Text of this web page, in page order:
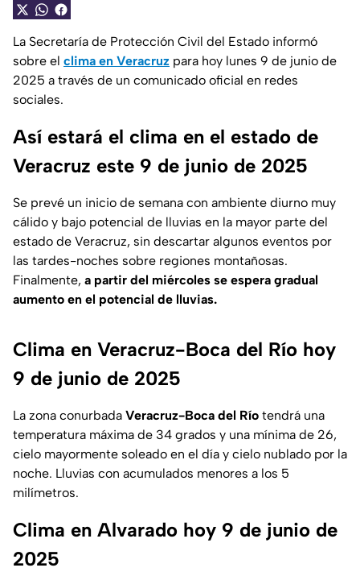
La Secretaría de Protección Civil del Estado informó
sobre el clima en Veracruz para hoy lunes 9 de junio de
2025 a través de un comunicado oficial en redes
sociales.
Así estará el clima en el estado de
Veracruz este 9 de junio de 2025
Se prevé un inicio de semana con ambiente diurno muy
cálido y bajo potencial de lluvias en la mayor parte del
estado de Veracruz, sin descartar algunos eventos por
las tardes-noches sobre regiones montañosas.
Finalmente, a partir del miércoles se espera gradual
aumento en el potencial de lluvias.
Clima en Veracruz-Boca del Río hoy
9 de junio de 2025
La zona conurbada Veracruz-Boca del Río tendrá una
temperatura máxima de 34 grados y una mínima de 26,
cielo mayormente soleado en el día y cielo nublado por la
noche. Lluvias con acumulados menores a los 5
milímetros.
Clima en Alvarado hoy 9 de junio de
2025